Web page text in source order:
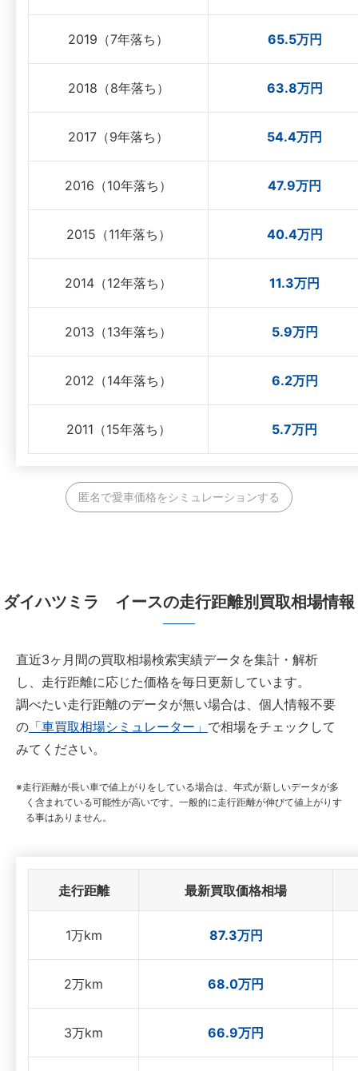
2019（7年落ち） 65.5万円
2018（8年落ち） 63.8万円
2017（9年落ち） 54.4万円
2016（10年落ち） 47.9万円
2015（11年落ち） 40.4万円
2014（12年落ち） 11.3万円
2013（13年落ち） 5.9万円
2012（14年落ち） 6.2万円
2011（15年落ち） 5.7万円
匿名で愛車価格をシミュレーションする
ダイハツミラ イースの走行距離別買取相場情報
直近3ヶ月間の買取相場検索実績データを集計・解析
し、走行距離に応じた価格を毎日更新しています。
調べたい走行距離のデータが無い場合は、個人情報不要
の 「車買取相場シミュレーター」 で相場をチェックして
みてください。
走行距離が長い車で値上がりをしている場合は、年式が新しいデータが多
く含まれている可能性が高いです。一般的に走行距離が伸びて値上がりす
る事はありません。
走行距離 最新買取価格相場
1万km 87.3万円
2万km 68.0万円
3万km 66.9万円